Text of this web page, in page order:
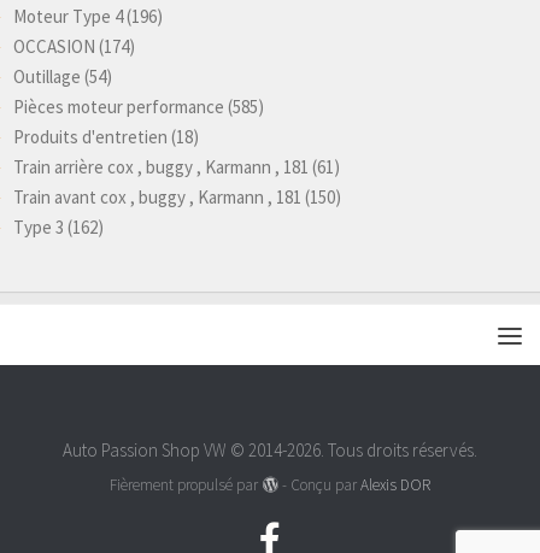
Moteur Type 4(196)
OCCASION (174)
Outillage (54)
Pièces moteur performance (585)
Produits d'entretien (18)
Train arrière cox , buggy , Karmann , 181 (61)
Train avant cox , buggy , Karmann , 181 (150)
Type 3 (162)
Auto Passion Shop VW © 2014-2026. Tous droits réservés.
Fièrement propulsé par - Conçu parAlexis DOR